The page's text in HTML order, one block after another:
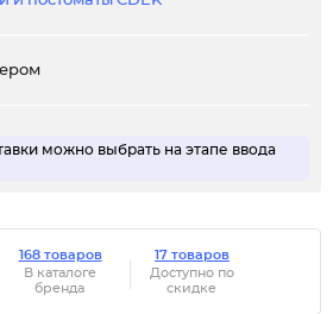
можно выбрать на этапе ввода
168 товаров
В каталоге
бренда
17 товаров
Доступно по
скидке